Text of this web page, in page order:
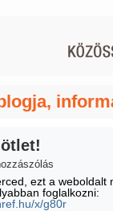
ezt a
foglalkozni:
x/g80r